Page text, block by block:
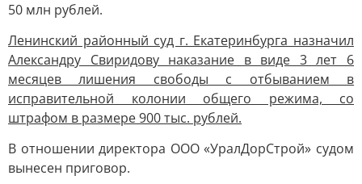
50 млн рублей.
Ленинский районный суд г. Екатеринбурга назначил
Александру Свиридову наказание в виде 3 лет 6
месяцев лишения свободы с отбыванием в
исправительной колонии общего режима, со
штрафом в размере 900 тыс. рублей.
В отношении директора ООО «УралДорСтрой» судом
вынесен приговор.